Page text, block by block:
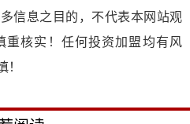
信息之目的，不代表本网站观
重核实！任何投资加盟均有风
！